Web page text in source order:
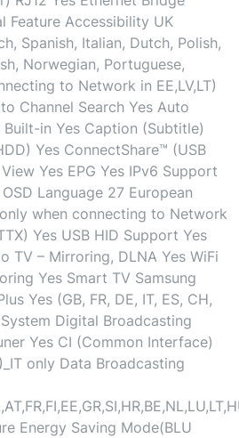
Feature Accessibility UK
Spanish, Italian, Dutch, Polish,
Norwegian, Portuguese,
to Network in EE,LV,LT)
Channel Search Yes Auto
Built-in Yes Caption (Subtitle)
Yes ConnectShare™ (USB
Yes EPG Yes IPv6 Support
Language 27 European
when connecting to Network
Yes USB HID Support Yes
TV – Mirroring, DLNA Yes WiFi
Yes Smart TV Samsung
Yes (GB, FR, DE, IT, ES, CH,
Digital Broadcasting
Yes CI (Common Interface)
only Data Broadcasting
Energy Saving Mode(BLU